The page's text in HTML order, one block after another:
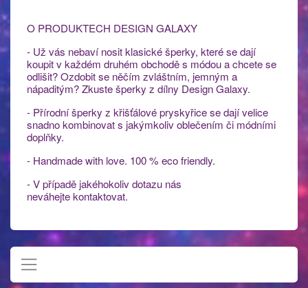
O PRODUKTECH DESIGN GALAXY
- Už vás nebaví nosit klasické šperky, které se dají
koupit v každém druhém obchodě s módou a chcete se
odlišit? Ozdobit se něčím zvláštním, jemným a
nápaditým? Zkuste šperky z dílny Design Galaxy.
- Přírodní šperky z křišťálové pryskyřice se dají velice
snadno kombinovat s jakýmkoliv oblečením či módními
doplňky.
- Handmade with love. 100 % eco friendly.
- V případě jakéhokoliv dotazu nás
neváhejte kontaktovat.